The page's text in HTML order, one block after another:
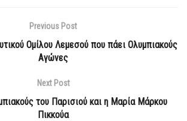
Previous Post
Ομίλου Λεμεσού που πάει Ολυμπιακούς
Αγώνες
Next Post
του Παρισιού και η Μαρία Μάρκου
Πικκούα